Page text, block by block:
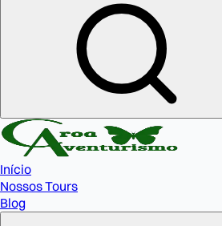
Início
Nossos Tours
Blog